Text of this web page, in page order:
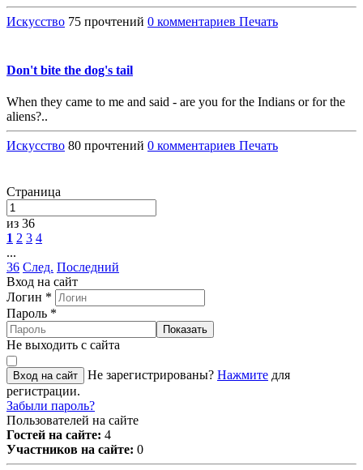
Искусство 75 прочтений 0 комментариев Печать
Don't bite the dog's tail
When they came to me and said - are you for the Indians or for the
aliens?..
Искусство 80 прочтений 0 комментариев Печать
Страница
из 36
1 2 3 4
...
36 След. Последний
Вход на сайт
Логин *
Пароль *
Показать
Не выходить с сайта
Вход на сайт Не зарегистрированы? Нажмите для
регистрации.
Забыли пароль?
Пользователей на сайте
Гостей на сайте: 4
Участников на сайте: 0